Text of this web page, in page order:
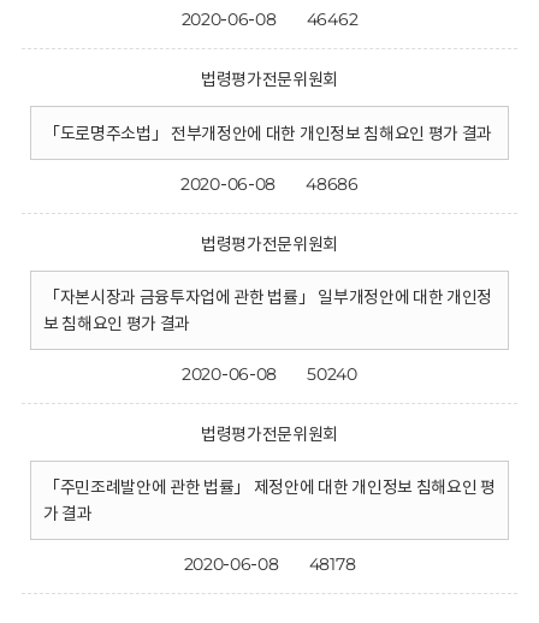
2020-06-08 46462
법령평가전문위원회
「도로명주소법」 전부개정안에 대한 개인정보 침해요인 평가 결과
2020-06-08 48686
법령평가전문위원회
「자본시장과 금융투자업에 관한 법률」 일부개정안에 대한 개인정
보 침해요인 평가 결과
2020-06-08 50240
법령평가전문위원회
「주민조례발안에 관한 법률」 제정안에 대한 개인정보 침해요인 평
가 결과
2020-06-08 48178